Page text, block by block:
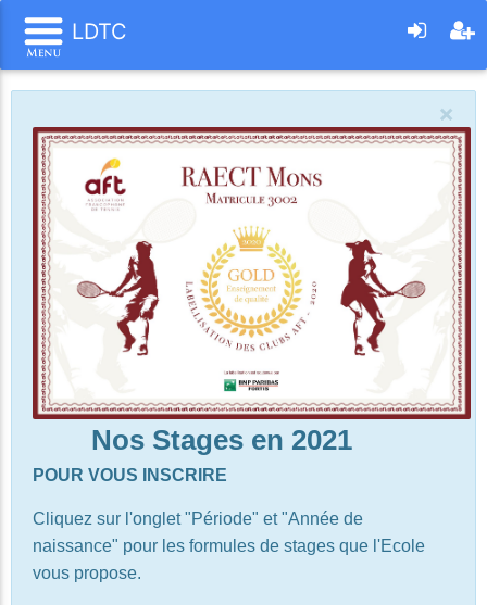
LDTC
×
Nos Stages en 2021
POUR VOUS INSCRIRE
Cliquez sur l'onglet "Période" et "Année de
naissance" pour les formules de stages que l'Ecole
vous propose.